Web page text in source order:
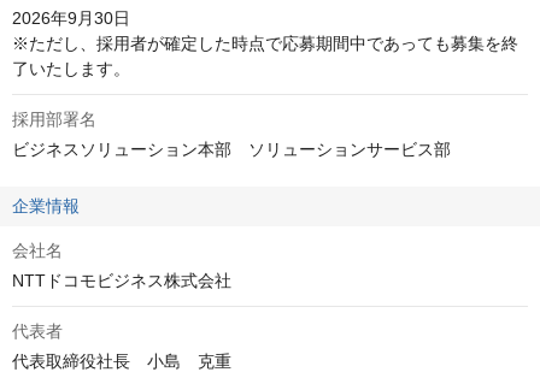
2026年9月30日
※ただし、採用者が確定した時点で応募期間中であっても募集を終
了いたします。
採用部署名
ビジネスソリューション本部　ソリューションサービス部
企業情報
会社名
NTTドコモビジネス株式会社
代表者
代表取締役社長　小島　克重